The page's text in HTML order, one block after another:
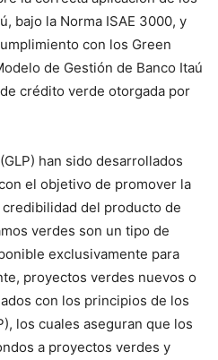
bajo la Norma ISAE 3000, y
con los Green
de Gestión de Banco Itaú
crédito verde otorgada por
han sido desarrollados
el objetivo de promover la
del producto de
verdes son un tipo de
exclusivamente para
proyectos verdes nuevos o
con los principios de los
los cuales aseguran que los
a proyectos verdes y